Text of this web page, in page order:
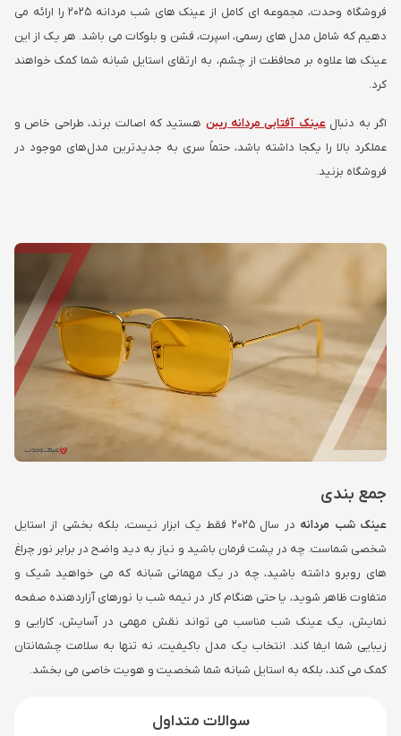
فروشگاه وحدت، مجموعه ای کامل از عینک های شب مردانه ۲۰۲۵ را ارائه می
دهیم که شامل مدل های رسمی، اسپرت، فشن و بلوکات می باشد. هر یک از این
عینک ها علاوه بر محافظت از چشم، به ارتقای استایل شبانه شما کمک خواهند
کرد.
اگر به دنبالعینک آفتابی مردانه ریبن هستید که اصالت برند، طراحی خاص و
عملکرد بالا را یکجا داشته باشد، حتماً سری به جدیدترین مدل‌های موجود در
فروشگاه بزنید.
جمع بندی
عینک شب مردانه
در سال 2025 فقط یک ابزار نیست، بلکه بخشی از استایل
شخصی شماست. چه در پشت فرمان باشید و نیاز به دید واضح در برابر نور چراغ
های روبرو داشته باشید، چه در یک مهمانی شبانه که می خواهید شیک و
متفاوت ظاهر شوید، یا حتی هنگام کار در نیمه شب با نورهای آزاردهنده صفحه
نمایش، یک عینک شب مناسب می تواند نقش مهمی در آسایش، کارایی و
زیبایی شما ایفا کند. انتخاب یک مدل باکیفیت، نه تنها به سلامت چشمانتان
کمک می کند، بلکه به استایل شبانه شما شخصیت و هویت خاصی می بخشد.
سوالات متداول